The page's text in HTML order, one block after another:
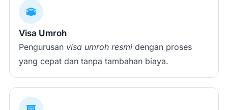
Visa Umroh
Pengurusan visa umroh resmi dengan proses
yang cepat dan tanpa tambahan biaya.